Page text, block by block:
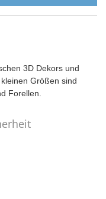
3D Dekors und
Größen sind
Forellen.